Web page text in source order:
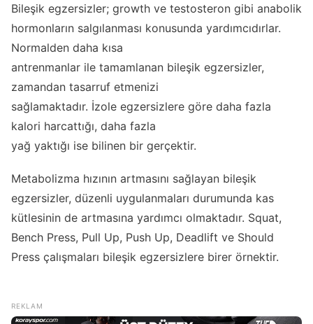
Bileşik egzersizler; growth ve testosteron gibi anabolik
hormonların salgılanması konusunda yardımcıdırlar.
Normalden daha kısa
antrenmanlar ile tamamlanan bileşik egzersizler,
zamandan tasarruf etmenizi
sağlamaktadır. İzole egzersizlere göre daha fazla
kalori harcattığı, daha fazla
yağ yaktığı ise bilinen bir gerçektir.
Metabolizma hızının artmasını sağlayan bileşik
egzersizler, düzenli uygulanmaları durumunda kas
kütlesinin de artmasına yardımcı olmaktadır. Squat,
Bench Press, Pull Up, Push Up, Deadlift ve Should
Press çalışmaları bileşik egzersizlere birer örnektir.